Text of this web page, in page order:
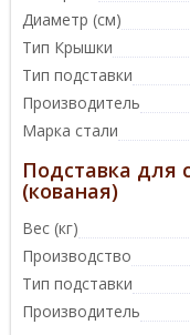
Диаметр (см)
Тип Крышки
Тип подставки
Производитель
Марка стали
Подставка для
(кованая)
Вес (кг)
Производство
Тип подставки
Производитель